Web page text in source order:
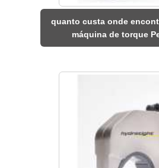
quanto custa onde
máquina de torque